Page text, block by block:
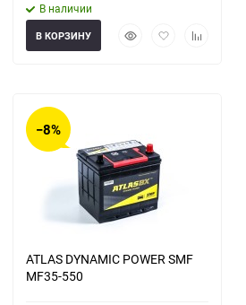
В наличии
БыстрыйДобавитьДобавить
В КОРЗИНУ
−8%
ATLAS DYNAMIC POWER SMF
MF35-550